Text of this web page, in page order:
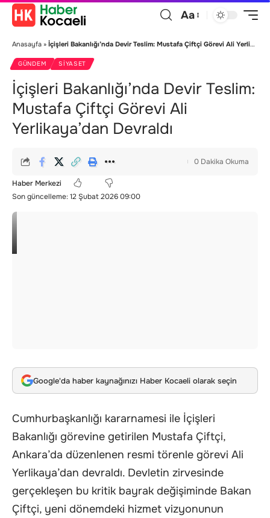
Aa
Anasayfa » İçişleri Bakanlığı’nda Devir Teslim: Mustafa Çiftçi Görevi Ali Yerlikaya’dan Devraldı
GÜNDEM SIYASET
İçişleri Bakanlığı’nda Devir Teslim:
Mustafa Çiftçi Görevi Ali
Yerlikaya’dan Devraldı
Son güncelleme: 12 Şubat 2026 09:00
Haber Merkezi
0 Dakika Okuma
Google'da haber kaynağınızı Haber Kocaeli olarak seçin
Cumhurbaşkanlığı kararnamesi ile İçişleri
Bakanlığı görevine getirilen Mustafa Çiftçi,
Ankara’da düzenlenen resmi törenle görevi Ali
Yerlikaya’dan devraldı. Devletin zirvesinde
gerçekleşen bu kritik bayrak değişiminde Bakan
Çiftçi, yeni dönemdeki hizmet vizyonunun